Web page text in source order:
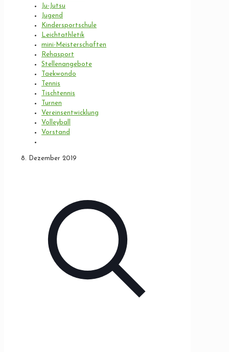
Ju-Jutsu
Jugend
Kindersportschule
Leichtathletik
mini-Meisterschaften
Rehasport
Stellenangebote
Taekwondo
Tennis
Tischtennis
Turnen
Vereinsentwicklung
Volleyball
Vorstand
8. Dezember 2019